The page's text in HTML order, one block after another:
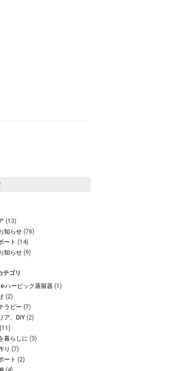
(13)
知らせ (76)
ート (14)
知らせ (9)
テゴリ
ハービック蒸留器 (1)
(2)
ラピー (7)
ア、DIY (2)
(11)
暮らしに (3)
り (7)
ート (2)